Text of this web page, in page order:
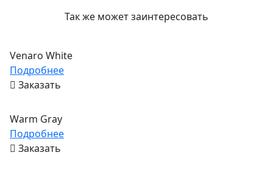
Так же может заинтересовать
Venaro White
Подробнее
Заказать
Warm Gray
Подробнее
Заказать